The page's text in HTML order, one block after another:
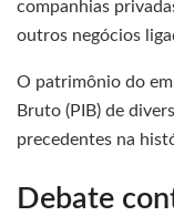
companhias
outros negócios
O patrimônio do
Bruto (PIB) de
precedentes na
Debate